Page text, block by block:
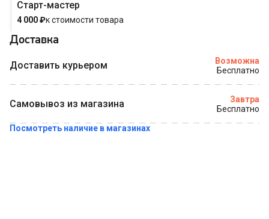
Старт-мастер
4 000₽к стоимости товара
Доставка
Доставить курьером
Возможна
Бесплатно
Самовывоз из магазина
Завтра
Бесплатно
Посмотреть наличие в магазинах